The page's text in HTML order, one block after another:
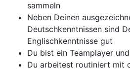
sammeln
Neben Deinen
Deutschkenntnissen sind
Englischkenntnisse gut
Du bist ein Teamplayer
Du arbeitest routiniert mit